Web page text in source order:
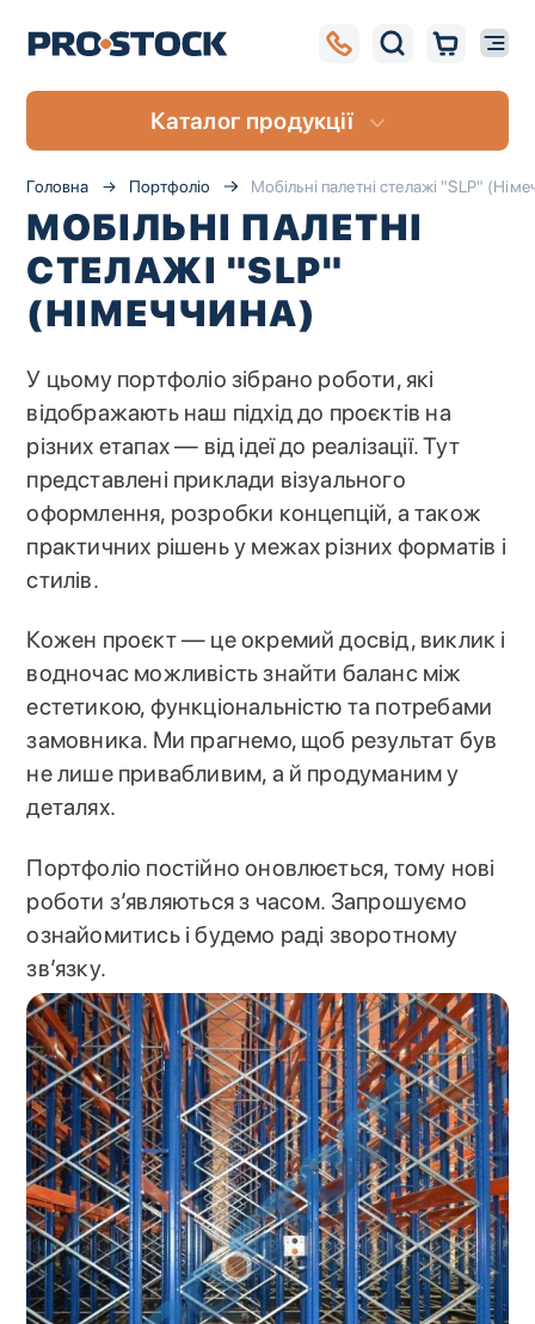
UARU
Головна Портфоліо Мобільні палетні стелажі "SLP"
МОБІЛЬНІ ПАЛЕТНІ
СТЕЛАЖІ "SLP"
(НІМЕЧЧИНА)
У цьому портфоліо зібрано роботи, які
відображають наш підхід до проєктів на
різних етапах — від ідеї до реалізації. Тут
представлені приклади візуального
оформлення, розробки концепцій, а також
практичних рішень у межах різних форматів і
стилів.
Кожен проєкт — це окремий досвід, виклик і
водночас можливість знайти баланс між
естетикою, функціональністю та потребами
замовника. Ми прагнемо, щоб результат був
не лише привабливим, а й продуманим у
деталях.
Портфоліо постійно оновлюється, тому нові
роботи з’являються з часом. Запрошуємо
ознайомитись і будемо раді зворотному
зв’язку.
Каталог продукції